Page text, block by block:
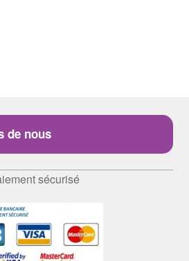
de nous
sécurisé